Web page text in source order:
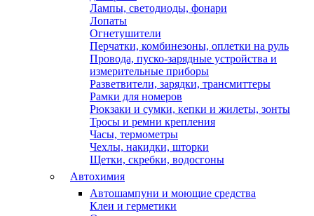
Лампы, светодиоды, фонари
Лопаты
Огнетушители
Перчатки, комбинезоны, оплетки на руль
Провода, пуско-зарядные устройства и
измерительные приборы
Разветвители, зарядки, трансмиттеры
Рамки для номеров
Рюкзаки и сумки, кепки и жилеты, зонты
Тросы и ремни крепления
Часы, термометры
Чехлы, накидки, шторки
Щетки, скребки, водосгоны
Автохимия
Автошампуни и моющие средства
Клеи и герметики